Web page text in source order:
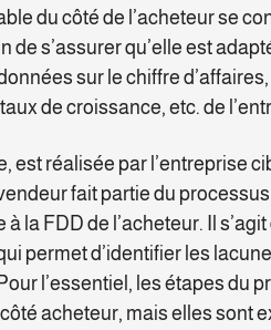
du côté de l’acheteur se
de s’assurer qu’elle est
sur le chiffre
de croissance, etc. de
est réalisée par l’entreprise
fait partie du processus
la FDD de l’acheteur. Il
permet d’identifier les
l’essentiel, les étapes du
acheteur, mais elles sont